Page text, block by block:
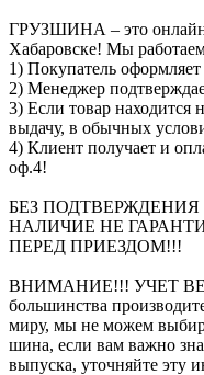
ГРУЗШИНА – это онлайн
Хабаровске! Мы
1) Покупатель оформляет
2) Менеджер
3) Если товар находится
выдачу, в обычных
4) Клиент получает и
оф.4!
БЕЗ
НАЛИЧИЕ НЕ
ПЕРЕД ПРИЕЗДОМ!!!
ВНИМАНИЕ!!! УЧЕТ
большинства
миру, мы не можем
шина, если вам важно
выпуска, уточняйте эту